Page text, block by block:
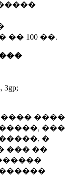
�� 100 ��.
3gp;
����
���
�
��� ��